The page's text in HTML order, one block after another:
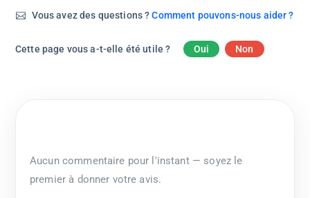
Vous avez des questions ?Comment pouvons-nous aider ?
Cette page vous a-t-elle été utile ? Oui Non
Aucun commentaire pour l'instant — soyez le
premier à donner votre avis.